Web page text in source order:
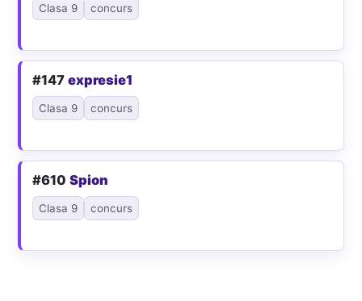
Clasa 9 concurs
#147expresie1
Clasa 9 concurs
#610Spion
Clasa 9 concurs